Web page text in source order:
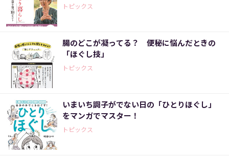
トピックス
腸のどこが凝ってる？ 便秘に悩んだときの
「ほぐし技」
トピックス
いまいち調子がでない日の「ひとりほぐし」
をマンガでマスター！
トピックス